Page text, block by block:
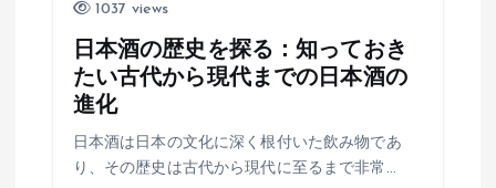
1037 views
日本酒の歴史を探る：知っておき
たい古代から現代までの日本酒の
進化
日本酒は日本の文化に深く根付いた飲み物であ
り、その歴史は古代から現代に至るまで非常…